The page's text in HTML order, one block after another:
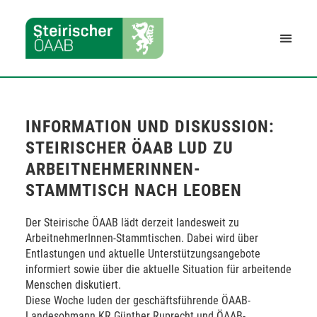
INFORMATION UND DISKUSSION:
STEIRISCHER ÖAAB LUD ZU
ARBEITNEHMERINNEN-
STAMMTISCH NACH LEOBEN
Der Steirische ÖAAB lädt derzeit landesweit zu
ArbeitnehmerInnen-Stammtischen. Dabei wird über
Entlastungen und aktuelle Unterstützungsangebote
informiert sowie über die aktuelle Situation für arbeitende
Menschen diskutiert.
Diese Woche luden der geschäftsführende ÖAAB-